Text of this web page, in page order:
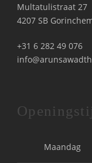
Multatulistraat 27
4207 SB
+31 6 282 49 076
Maandag